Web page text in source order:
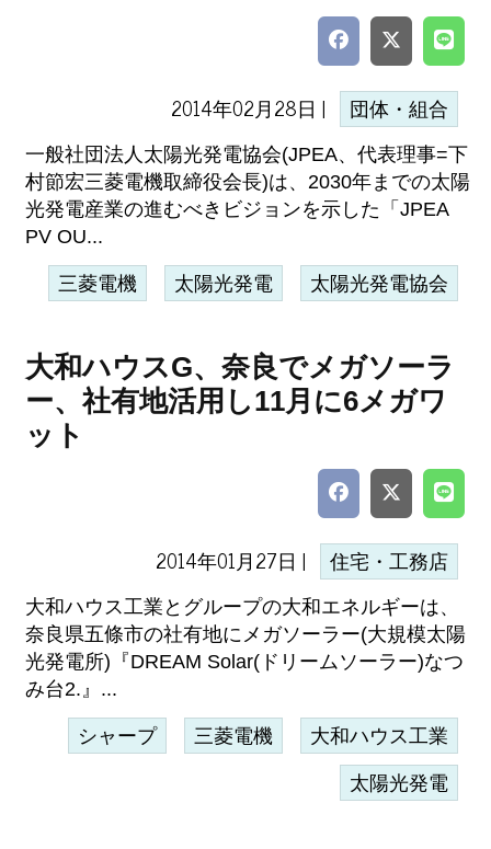
2014年02月28日 | 団体・組合
一般社団法人太陽光発電協会(JPEA、代表理事=下
村節宏三菱電機取締役会長)は、2030年までの太陽
光発電産業の進むべきビジョンを示した「JPEA
PV OU...
三菱電機 太陽光発電 太陽光発電協会
大和ハウスG、奈良でメガソーラ
ー、社有地活用し11月に6メガワ
ット
2014年01月27日 | 住宅・工務店
大和ハウス工業とグループの大和エネルギーは、
奈良県五條市の社有地にメガソーラー(大規模太陽
光発電所)『DREAM Solar(ドリームソーラー)なつ
み台2.』...
シャープ 三菱電機 大和ハウス工業
太陽光発電